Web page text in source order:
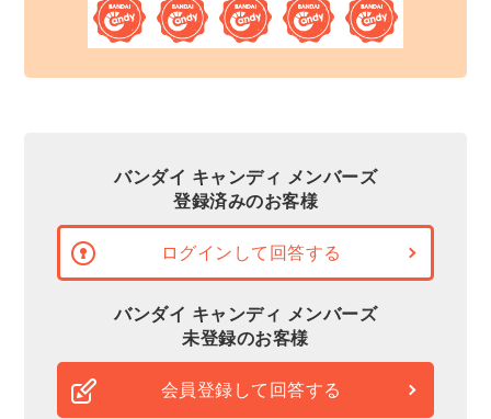
バンダイ キャンディ メンバーズ
登録済みのお客様
ログインして回答する
バンダイ キャンディ メンバーズ
未登録のお客様
会員登録して回答する